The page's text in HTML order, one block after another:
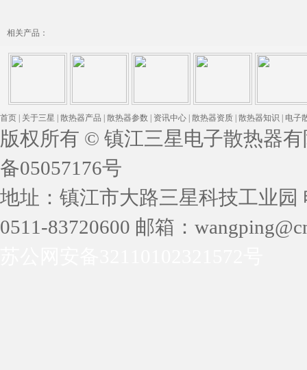
相关产品：
首页 关于三星 散热器产品 散热器参数 资讯中心 散热器资质 散热器知识 电子
版权所有 © 镇江三星电子散热器
备05057176号
地址：镇江市大路三星科技工业园
0511-83720600 邮箱：